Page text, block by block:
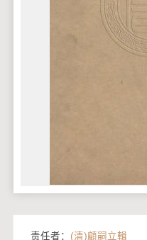
责任者： (清)顧嗣立輯